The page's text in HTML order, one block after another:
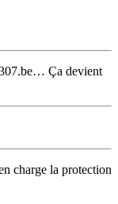
Ça devient
charge la protection